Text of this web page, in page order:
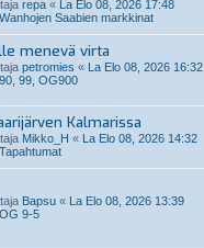
repa « La Elo 08, 2026 17:48
Wanhojen Saabien markkinat
menevä virta
petromies « La Elo 08, 2026 16:32
90, 99, OG900
Kalmarissa
Mikko_H « La Elo 08, 2026 14:32
Tapahtumat
Bapsu « La Elo 08, 2026 13:39
OG 9-5